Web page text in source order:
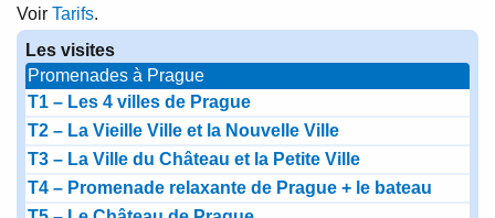
Voir Tarifs.
Les visites
Promenades à Prague
T1 – Les 4 villes de Prague
T2 – La Vieille Ville et la Nouvelle Ville
T3 – La Ville du Château et la Petite Ville
T4 – Promenade relaxante de Prague + le bateau